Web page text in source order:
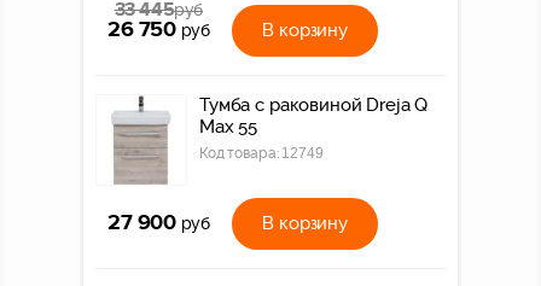
33 445руб
26 750 руб В корзину
Тумба c раковиной Dreja Q
Max 55
Код товара: 12749
27 900 руб В корзину